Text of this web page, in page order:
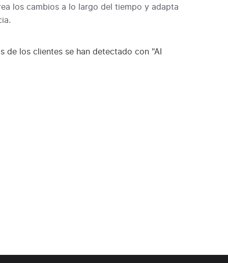
los cambios a lo largo del tiempo y adapta
de los clientes se han detectado con "AI